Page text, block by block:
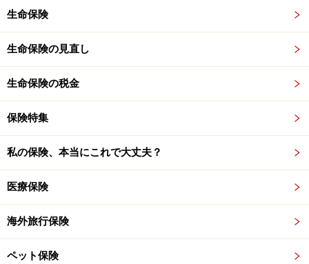
生命保険
生命保険の見直し
生命保険の税金
保険特集
私の保険、本当にこれで大丈夫？
医療保険
海外旅行保険
ペット保険